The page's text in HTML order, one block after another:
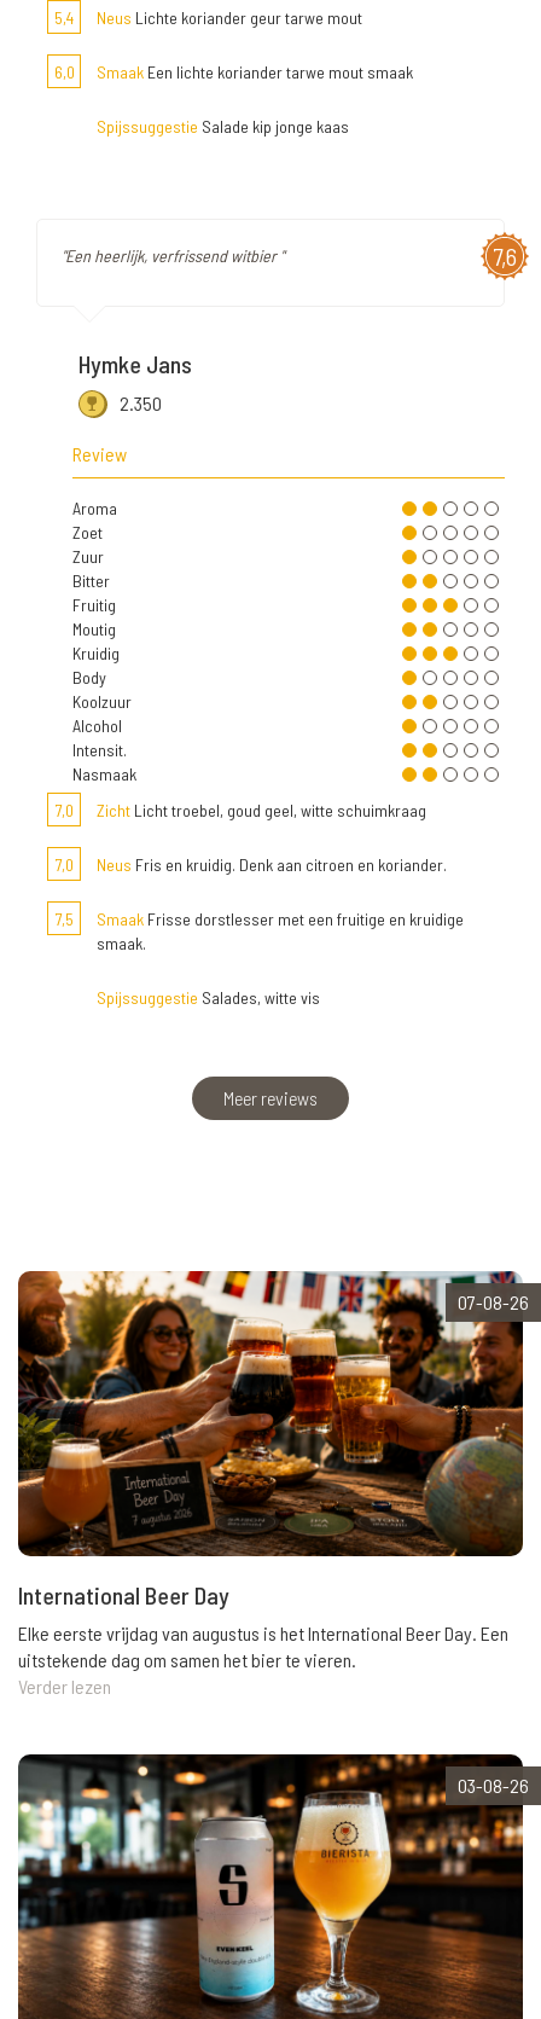
5,4 Neus Lichte koriander geur tarwe mout
6,0 Smaak Een lichte koriander tarwe mout smaak
Spijssuggestie Salade kip jonge kaas
7,6
"Een heerlijk, verfrissend witbier "
Hymke Jans
2.350
Review
Aroma
Zoet
Zuur
Bitter
Fruitig
Moutig
Kruidig
Body
Koolzuur
Alcohol
Intensit.
Nasmaak
7,0
Zicht Licht troebel, goud geel, witte schuimkraag
7,0 Neus Fris en kruidig. Denk aan citroen en koriander.
7,5 Smaak Frisse dorstlesser met een fruitige en kruidige
smaak.
Spijssuggestie Salades, witte vis
Meer reviews
07-08-26
International Beer Day
Elke eerste vrijdag van augustus is het International Beer Day. Een
uitstekende dag om samen het bier te vieren.
Verder lezen
03-08-26